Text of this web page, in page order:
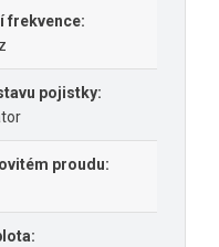
frekvence:
pojistky:
proudu: